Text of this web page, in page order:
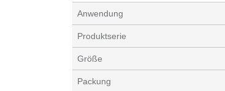
Anwendung
Produktserie
Größe
Packung